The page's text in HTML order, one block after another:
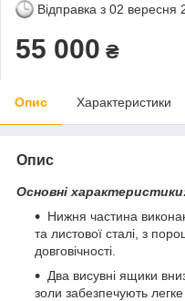
Відправка з 02 вересня
55 000 ₴
Опис Характеристики
Опис
Основні
Нижня частина
та листової сталі, з
довговічності.
Два висувні ящики
золи забезпечують